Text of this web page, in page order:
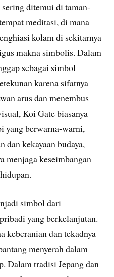
ditemui di taman-
meditasi, di mana
kolam di sekitarnya
makna simbolis. Dalam
sebagai simbol
karena sifatnya
arus dan menembus
Koi Gate biasanya
yang berwarna-warni,
dan kekayaan budaya,
menjaga keseimbangan
simbol dari
yang berkelanjutan.
keberanian dan tekadnya
menyerah dalam
Dalam tradisi Jepang dan